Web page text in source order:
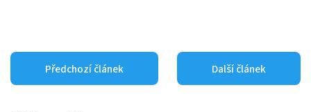
Předchozí článek Další článek